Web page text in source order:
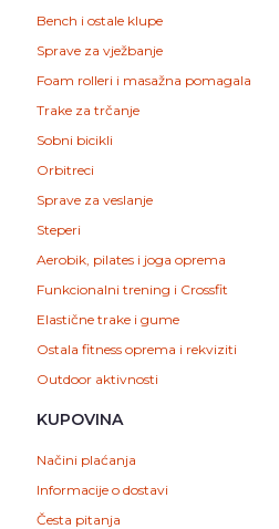
Bench i ostale klupe
Sprave za vježbanje
Foam rolleri i masažna pomagala
Trake za trčanje
Sobni bicikli
Orbitreci
Sprave za veslanje
Steperi
Aerobik, pilates i joga oprema
Funkcionalni trening i Crossfit
Elastične trake i gume
Ostala fitness oprema i rekviziti
Outdoor aktivnosti
KUPOVINA
Načini plaćanja
Informacije o dostavi
Česta pitanja